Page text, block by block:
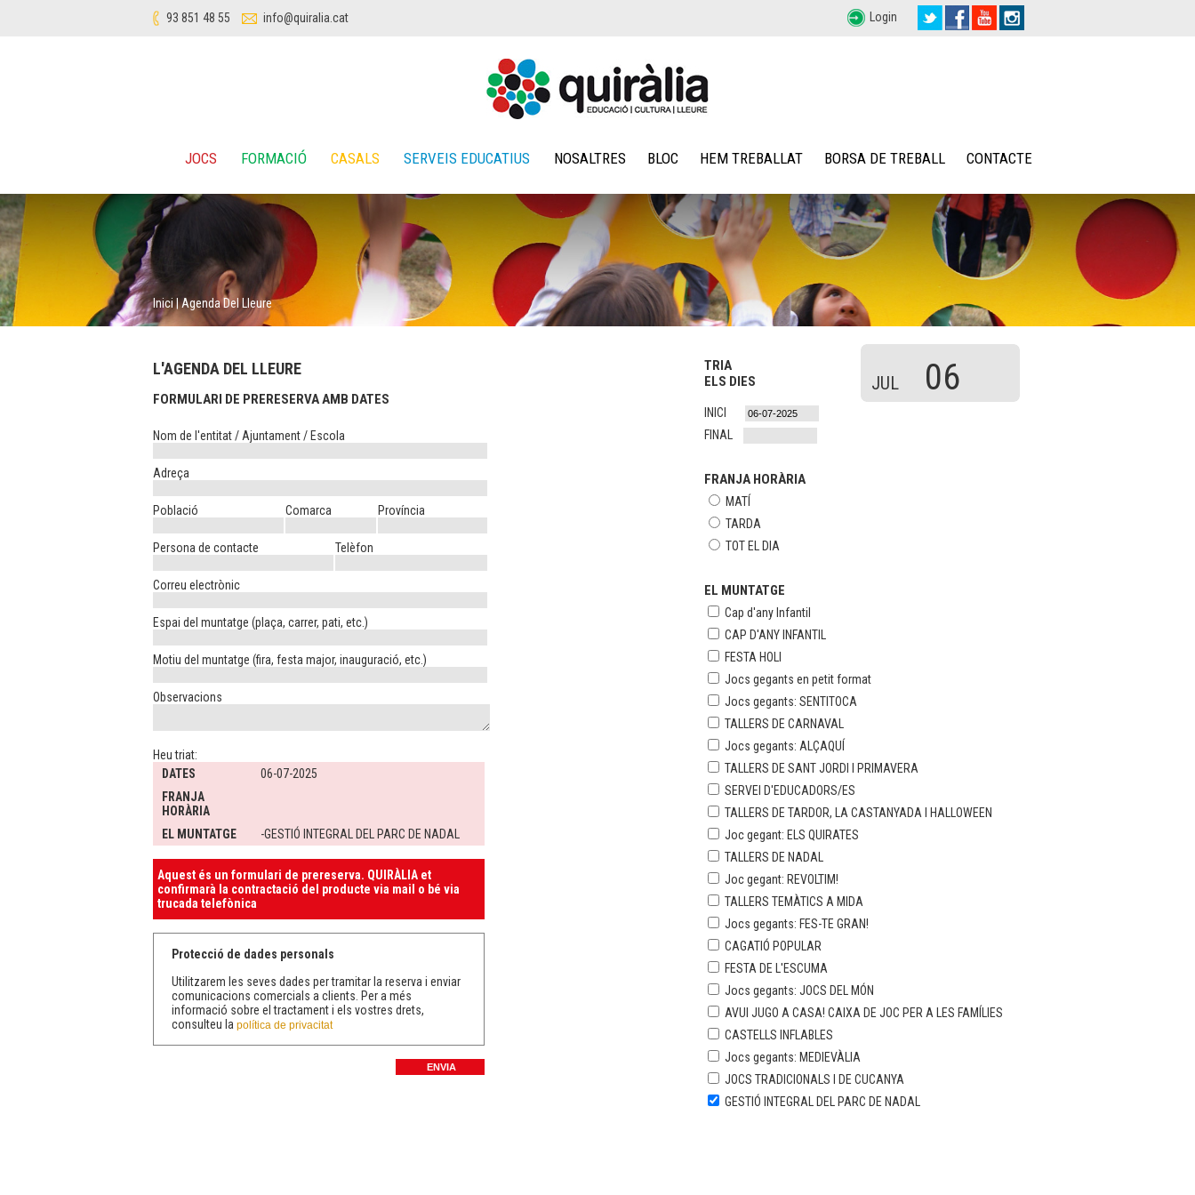
93 851 48 55 info@quiralia.cat Login
JOCS FORMACIÓ CASALS SERVEIS EDUCATIUS NOSALTRES BLOC HEM TREBALLAT BORSA DE TREBALL CONTACTE
Inici|Agenda Del Lleure
L'AGENDA DEL LLEURE
FORMULARI DE PRERESERVA AMB DATES
Nom de l'entitat / Ajuntament / Escola
Adreça
Població Comarca Província
Persona de contacte Telèfon
Correu electrònic
Espai del muntatge (plaça, carrer, pati, etc.)
Motiu del muntatge (fira, festa major, inauguració, etc.)
Observacions
Heu triat:
DATES
06-07-2025
FRANJA
HORÀRIA
EL MUNTATGE
-GESTIÓ INTEGRAL DEL PARC DE NADAL
Aquest és un formulari de prereserva. QUIRÀLIA et
confirmarà la contractació del producte via mail o bé via
trucada telefònica
Protecció de dades personals
Utilitzarem les seves dades per tramitar la reserva i enviar
comunicacions comercials a clients. Per a més
informació sobre el tractament i els vostres drets,
consulteu la política de privacitat
TRIA
ELS DIES
JUL 06
INICI
FINAL
FRANJA HORÀRIA
MATÍ
TARDA
TOT EL DIA
EL MUNTATGE
Cap d'any Infantil
CAP D'ANY INFANTIL
FESTA HOLI
Jocs gegants en petit format
Jocs gegants: SENTITOCA
TALLERS DE CARNAVAL
Jocs gegants: ALÇAQUÍ
TALLERS DE SANT JORDI I PRIMAVERA
SERVEI D'EDUCADORS/ES
TALLERS DE TARDOR, LA CASTANYADA I HALLOWEEN
Joc gegant: ELS QUIRATES
TALLERS DE NADAL
Joc gegant: REVOLTIM!
TALLERS TEMÀTICS A MIDA
Jocs gegants: FES-TE GRAN!
CAGATIÓ POPULAR
FESTA DE L'ESCUMA
Jocs gegants: JOCS DEL MÓN
AVUI JUGO A CASA! CAIXA DE JOC PER A LES FAMÍLIES
CASTELLS INFLABLES
Jocs gegants: MEDIEVÀLIA
JOCS TRADICIONALS I DE CUCANYA
GESTIÓ INTEGRAL DEL PARC DE NADAL